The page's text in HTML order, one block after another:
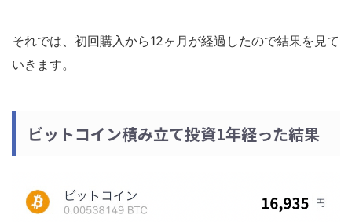
それでは、初回購入から12ヶ月が経過したので結果を見て
いきます。
ビットコイン積み立て投資1年経った結果